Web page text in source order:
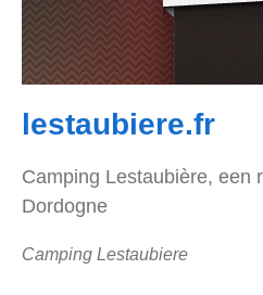
lestaubiere.fr
Camping Lestaubière, een
Dordogne
Camping Lestaubiere